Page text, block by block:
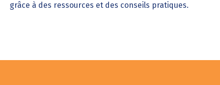
grâce à des ressources et des conseils pratiques.